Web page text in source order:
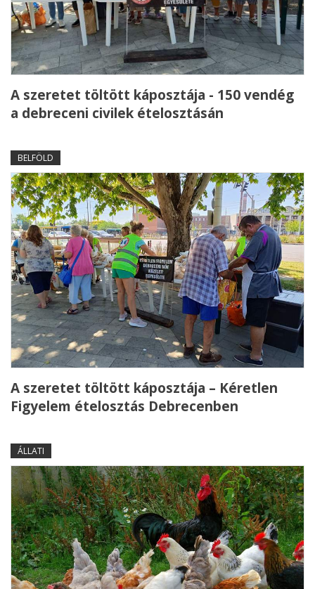
A szeretet töltött káposztája - 150 vendég
a debreceni civilek ételosztásán
BELFÖLD
A szeretet töltött káposztája – Kéretlen
Figyelem ételosztás Debrecenben
ÁLLATI